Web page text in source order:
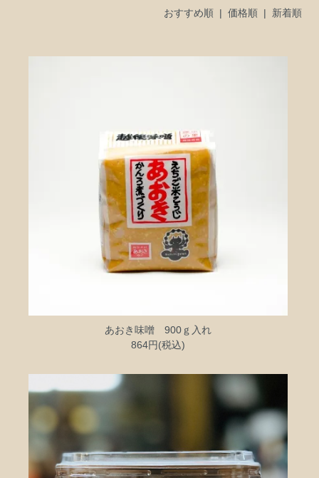
おすすめ順 | 価格順| 新着順
あおき味噌 900ｇ入れ
864円(税込)